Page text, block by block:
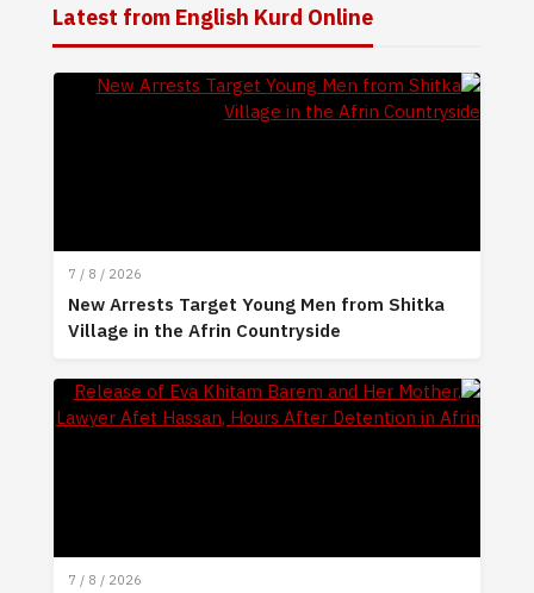
Latest from English Kurd Online
7 / 8 / 2026
New Arrests Target Young Men from Shitka
Village in the Afrin Countryside
7 / 8 / 2026